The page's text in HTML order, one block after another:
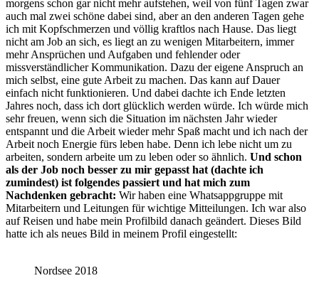
morgens schon gar nicht mehr aufstehen, weil von fünf Tagen zwar
auch mal zwei schöne dabei sind, aber an den anderen Tagen gehe
ich mit Kopfschmerzen und völlig kraftlos nach Hause. Das liegt
nicht am Job an sich, es liegt an zu wenigen Mitarbeitern, immer
mehr Ansprüchen und Aufgaben und fehlender oder
missverständlicher Kommunikation. Dazu der eigene Anspruch an
mich selbst, eine gute Arbeit zu machen. Das kann auf Dauer
einfach nicht funktionieren. Und dabei dachte ich Ende letzten
Jahres noch, dass ich dort glücklich werden würde. Ich würde mich
sehr freuen, wenn sich die Situation im nächsten Jahr wieder
entspannt und die Arbeit wieder mehr Spaß macht und ich nach der
Arbeit noch Energie fürs leben habe. Denn ich lebe nicht um zu
arbeiten, sondern arbeite um zu leben oder so ähnlich. Und schon
als der Job noch besser zu mir gepasst hat (dachte ich
zumindest) ist folgendes passiert und hat mich zum
Nachdenken gebracht: Wir haben eine Whatsappgruppe mit
Mitarbeitern und Leitungen für wichtige Mitteilungen. Ich war also
auf Reisen und habe mein Profilbild danach geändert. Dieses Bild
hatte ich als neues Bild in meinem Profil eingestellt:
Nordsee 2018